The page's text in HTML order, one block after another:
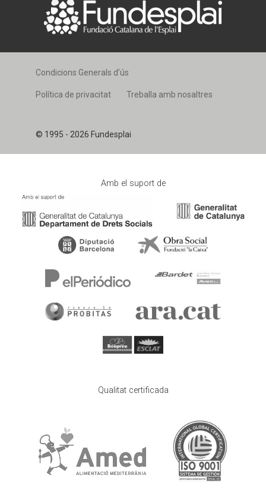
© 1995 - 2026 Fundesplai
Condicions Generals d’ús
Política de privacitat Treballa amb nosaltres
Amb el suport de
Qualitat certificada